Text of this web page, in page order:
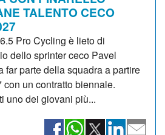
TALENTO CECO
Pro Cycling è lieto di
dello sprinter ceco Pavel
far parte della squadra a partire
con un contratto biennale.
uno dei giovani più...